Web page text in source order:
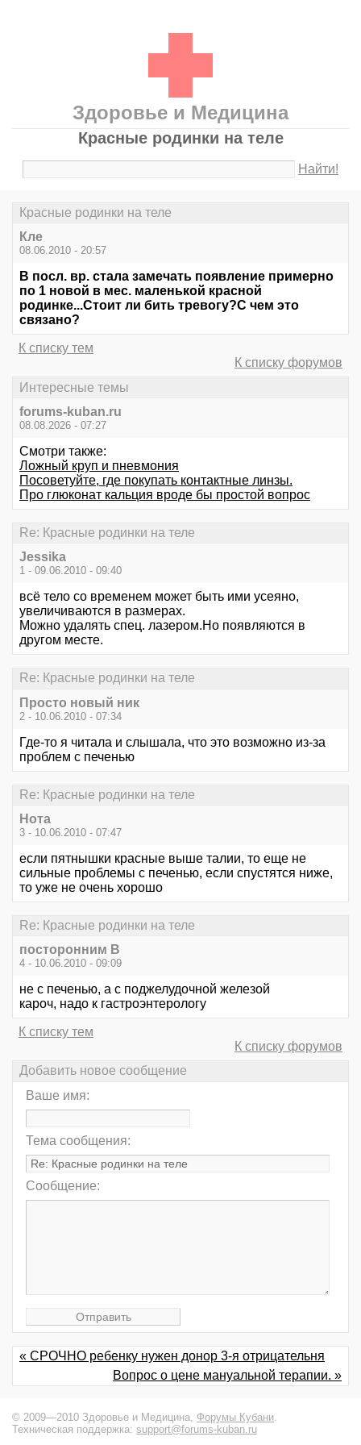
Здоровье и Медицина
Красные родинки на теле
Найти!
Красные родинки на теле
Кле
08.06.2010 - 20:57
В посл. вр. стала замечать появление примерно
по 1 новой в мес. маленькой красной
родинке...Стоит ли бить тревогу?С чем это
связано?
К списку тем
К списку форумов
Интересные темы
forums-kuban.ru
08.08.2026 - 07:27
Смотри также:
Ложный круп и пневмония
Посоветуйте, где покупать контактные линзы.
Про глюконат кальция вроде бы простой вопрос
Re: Красные родинки на теле
Jessika
1 - 09.06.2010 - 09:40
всё тело со временем может быть ими усеяно,
увеличиваются в размерах.
Можно удалять спец. лазером.Но появляются в
другом месте.
Re: Красные родинки на теле
Просто новый ник
2 - 10.06.2010 - 07:34
Где-то я читала и слышала, что это возможно из-за
проблем с печенью
Re: Красные родинки на теле
Нота
3 - 10.06.2010 - 07:47
если пятнышки красные выше талии, то еще не
сильные проблемы с печенью, если спустятся ниже,
то уже не очень хорошо
Re: Красные родинки на теле
посторонним В
4 - 10.06.2010 - 09:09
не с печенью, а с поджелудочной железой
кароч, надо к гастроэнтерологу
К списку тем
К списку форумов
Добавить новое сообщение
Ваше имя:
Тема сообщения:
Сообщение:
« СРОЧНО ребенку нужен донор 3-я отрицательня
Вопрос о цене мануальной терапии. »
© 2009—2010 Здоровье и Медицина, Форумы Кубани.
Техническая поддержка: support@forums-kuban.ru